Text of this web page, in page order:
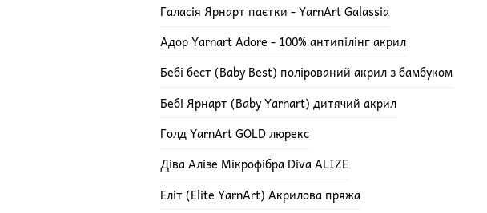
Галасія Ярнарт паєтки - YarnArt Galassia
Адор Yarnart Adore - 100% антипілінг акрил
Бебі бест (Baby Best) полірований акрил з бамбуком
Бебі Ярнарт (Baby Yarnart) дитячий акрил
Голд YarnArt GOLD люрекс
Діва Алізе Мікрофібра Diva ALIZE
Еліт (Elite YarnArt) Акрилова пряжа